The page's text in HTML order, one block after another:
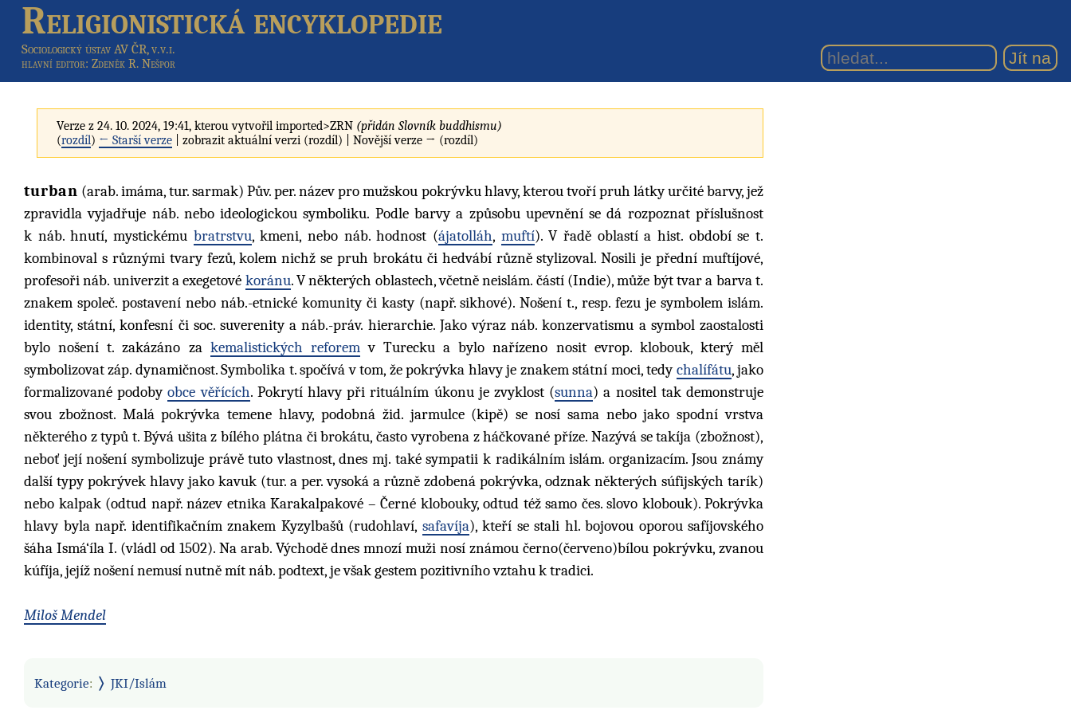
Religionistická encyklopedie
Sociologický ústav AV ČR, v.v.i.
hlavní editor: Zdeněk R. Nešpor
Verze z 24. 10. 2024, 19:41, kterou vytvořil imported>ZRN (přidán Slovník buddhismu)
(rozdíl) ← Starší verze| zobrazit aktuální verzi (rozdíl) | Novější verze → (rozdíl)
turban (arab. imáma, tur. sarmak) Pův. per. název pro mužskou pokrývku hlavy, kterou tvoří pruh látky určité barvy, jež
zpravidla vyjadřuje náb. nebo ideologickou symboliku. Podle barvy a způsobu upevnění se dá rozpoznat příslušnost
k náb. hnutí, mystickému bratrstvu, kmeni, nebo náb. hodnost (ájatolláh, muftí). V řadě oblastí a hist. období se t.
kombinoval s různými tvary fezů, kolem nichž se pruh brokátu či hedvábí různě stylizoval. Nosili je přední muftíjové,
profesoři náb. univerzit a exegetové koránu. V některých oblastech, včetně neislám. částí (Indie), může být tvar a barva t.
znakem společ. postavení nebo náb.-etnické komunity či kasty (např. sikhové). Nošení t., resp. fezu je symbolem islám.
identity, státní, konfesní či soc. suverenity a náb.-práv. hierarchie. Jako výraz náb. konzervatismu a symbol zaostalosti
bylo nošení t. zakázáno za kemalistických reforemv Turecku a bylo nařízeno nosit evrop. klobouk, který měl
symbolizovat záp. dynamičnost. Symbolika t. spočívá v tom, že pokrývka hlavy je znakem státní moci, tedychalífátu, jako
formalizované podobyobce věřících. Pokrytí hlavy při rituálním úkonu je zvyklost (sunna) a nositel tak demonstruje
svou zbožnost. Malá pokrývka temene hlavy, podobná žid. jarmulce (kipě) se nosí sama nebo jako spodní vrstva
některého z typů t. Bývá ušita z bílého plátna či brokátu, často vyrobena z háčkované příze. Nazývá se takíja (zbožnost),
neboť její nošení symbolizuje právě tuto vlastnost, dnes mj. také sympatii k radikálním islám. organizacím. Jsou známy
další typy pokrývek hlavy jako kavuk (tur. a per. vysoká a různě zdobená pokrývka, odznak některých súfijských tarík)
nebo kalpak (odtud např. název etnika Karakalpakové – Černé klobouky, odtud též samo čes. slovo klobouk). Pokrývka
hlavy byla např. identifikačním znakem Kyzylbašů (rudohlaví, safavíja), kteří se stali hl. bojovou oporou safíjovského
šáha Ismá‘íla I. (vládl od 1502). Na arab. Východě dnes mnozí muži nosí známou černo(červeno)bílou pokrývku, zvanou
kúfíja, jejíž nošení nemusí nutně mít náb. podtext, je však gestem pozitivního vztahu k tradici.
Miloš Mendel
Kategorie: JKI/Islám